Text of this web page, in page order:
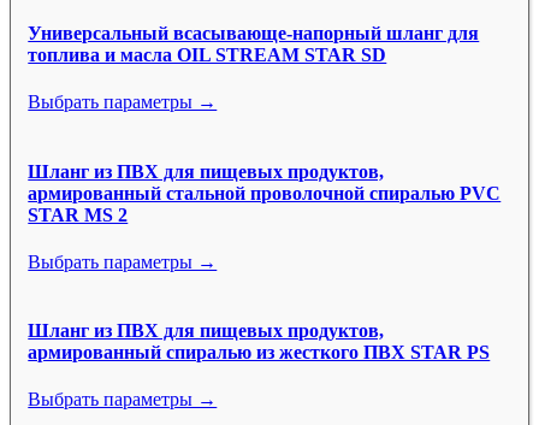
Универсальный всасывающе-напорный шланг для
топлива и масла OIL STREAM STAR SD
Выбрать параметры →
Шланг из ПВХ для пищевых продуктов,
армированный стальной проволочной спиралью PVC
STAR MS 2
Выбрать параметры →
Шланг из ПВХ для пищевых продуктов,
армированный спиралью из жесткого ПВХ STAR PS
Выбрать параметры →